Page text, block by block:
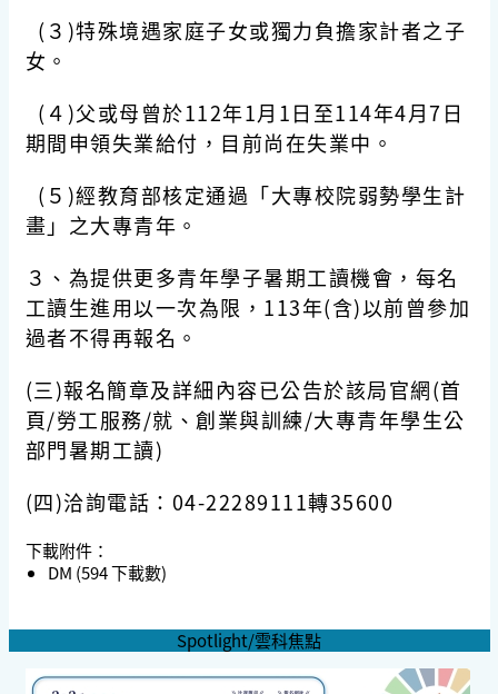
(３)特殊境遇家庭子女或獨力負擔家計者之子
女。
(４)父或母曾於112年1月1日至114年4月7日
期間申領失業給付，目前尚在失業中。
(５)經教育部核定通過「大專校院弱勢學生計
畫」之大專青年。
３、為提供更多青年學子暑期工讀機會，每名
工讀生進用以一次為限，113年(含)以前曾參加
過者不得再報名。
(三)報名簡章及詳細內容已公告於該局官網(首
頁/勞工服務/就、創業與訓練/大專青年學生公
部門暑期工讀)
(四)洽詢電話：04-22289111轉35600
下載附件：
DM (594 下載數)
Spotlight/雲科焦點